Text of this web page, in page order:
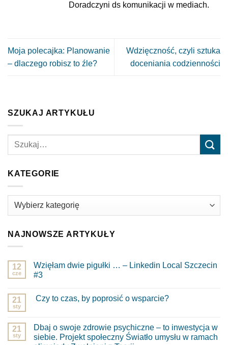
Doradczyni ds komunikacji w mediach.
Moja polecajka: Planowanie
– dlaczego robisz to źle?
Wdzięczność, czyli sztuka
doceniania codzienności
SZUKAJ ARTYKUŁU
KATEGORIE
Kategorie
NAJNOWSZE ARTYKUŁY
12
cze
Wzięłam dwie pigułki … – Linkedin Local Szczecin
#3
do
Wzięłam
…
–
Linkedin
21
sty
Czy to czas, by poprosić o wsparcie?
Czy
to
czas,
21
sty
Dbaj o swoje zdrowie psychiczne – to inwestycja w
siebie. Projekt społeczny Światło umysłu w ramach